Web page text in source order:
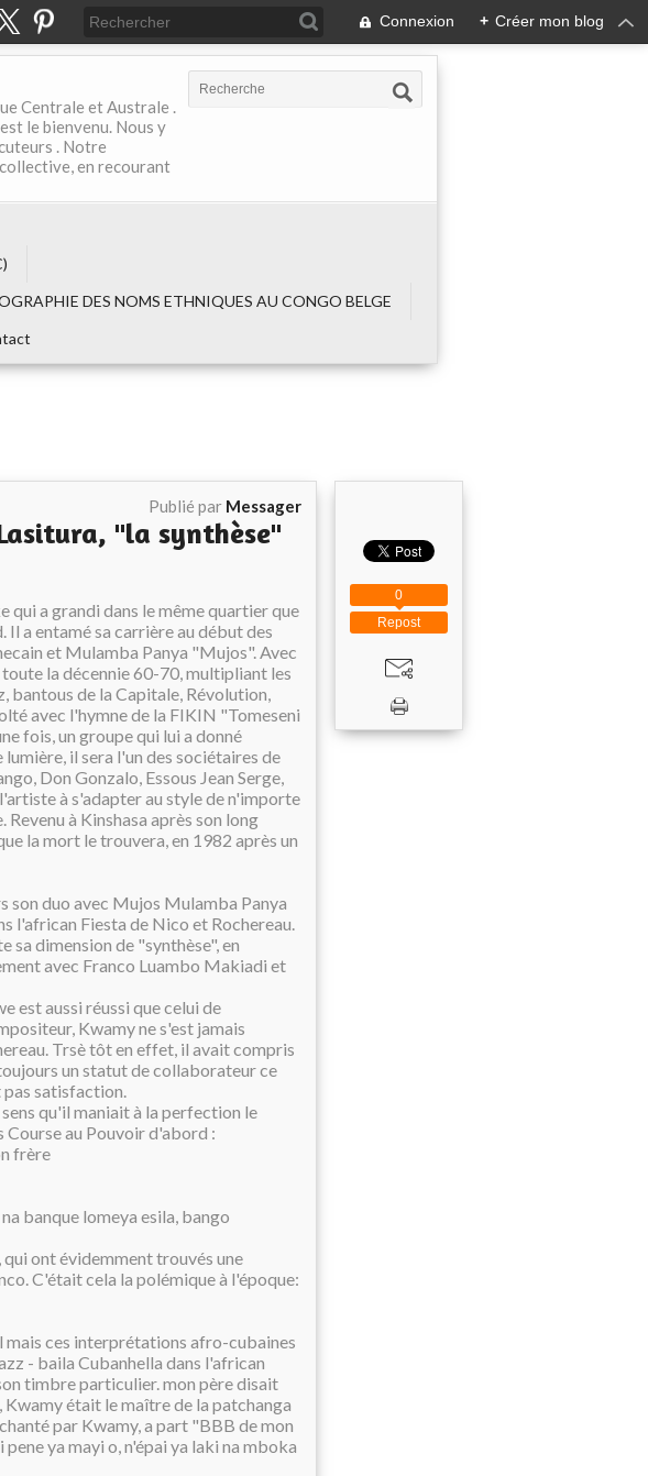
Connexion + Créer mon blog
Centrale et Australe .
le bienvenu. Nous y
. Notre
en recourant
DES NOMS ETHNIQUES AU CONGO BELGE
Publié par Messager
"la synthèse"
a grandi dans le même quartier que
a entamé sa carrière au début des
et Mulamba Panya "Mujos". Avec
la décennie 60-70, multipliant les
bantous de la Capitale, Révolution,
avec l'hymne de la FIKIN "Tomeseni
fois, un groupe qui lui a donné
il sera l'un des sociétaires de
Don Gonzalo, Essous Jean Serge,
à s'adapter au style de n'importe
à Kinshasa après son long
la mort le trouvera, en 1982 après un
duo avec Mujos Mulamba Panya
l'african Fiesta de Nico et Rochereau.
sa dimension de "synthèse", en
avec Franco Luambo Makiadi et
est aussi réussi que celui de
Kwamy ne s'est jamais
Trsè tôt en effet, il avait compris
un statut de collaborateur ce
satisfaction.
qu'il maniait à la perfection le
au Pouvoir d'abord :
frère
banque lomeya esila, bango
ont évidemment trouvés une
C'était cela la polémique à l'époque:
mais ces interprétations afro-cubaines
- baila Cubanhella dans l'african
timbre particulier. mon père disait
était le maître de la patchanga
par Kwamy, a part "BBB de mon
ya mayi o, n'épai ya laki na mboka
Repost
0